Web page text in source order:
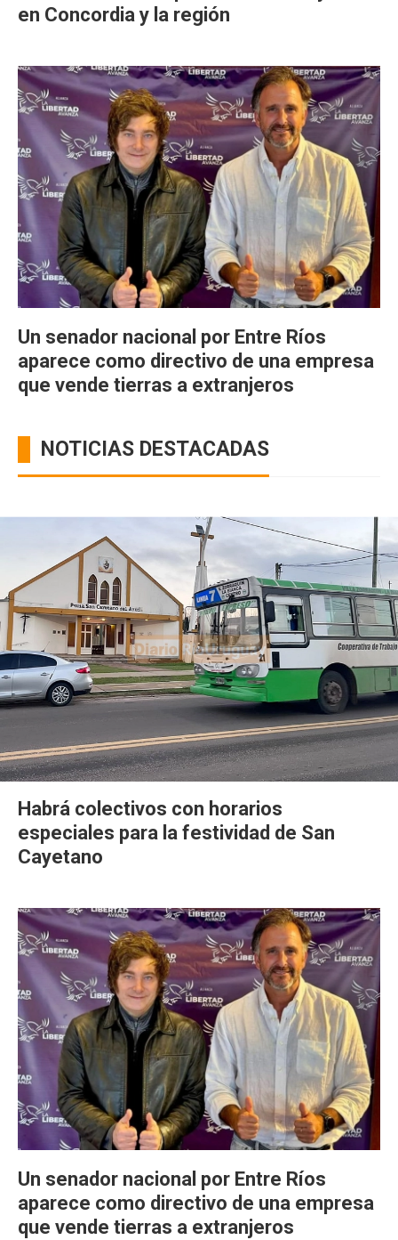
en Concordia y la región
Un senador nacional por Entre Ríos
aparece como directivo de una empresa
que vende tierras a extranjeros
NOTICIAS DESTACADAS
Habrá colectivos con horarios
especiales para la festividad de San
Cayetano
Un senador nacional por Entre Ríos
aparece como directivo de una empresa
que vende tierras a extranjeros